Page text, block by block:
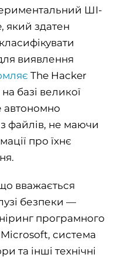
ШІ-
який здатен
виявлення
The Hacker
базі великої
автономно
файлів, не маючи
про їхнє
вважається
безпеки —
програмного
система
та інші технічні